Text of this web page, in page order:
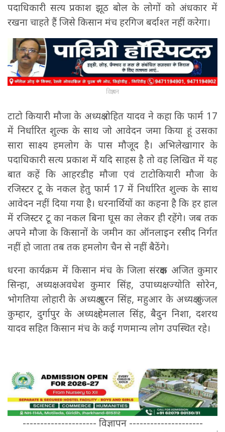
पदाधिकारी सत्य प्रकाश झूठ बोल के लोगों को अंधकार में
रखना चाहते हैं जिसे किसान मंच हरगिज बर्दाश्त नहीं करेगा।
विज्ञापन
टाटो कियारी मौजा के अध्यक्ष रोहित यादव ने कहा कि फार्म 17
में निर्धारित शुल्क के साथ जो आवेदन जमा किया हूं उसका
सारा साक्ष्य हमलोग के पास मौजूद है। अभिलेखागार के
पदाधिकारी सत्य प्रकाश में यदि साहस है तो वह लिखित में यह
बात कहें कि आहरडीह मौजा एवं टाटोकियारी मौजा के
रजिस्टर टू के नकल हेतु फार्म 17 में निर्धारित शुल्क के साथ
आवेदन नहीं दिया गया है। धरनार्थियों का कहना है कि हर हाल
में रजिस्टर टू का नकल बिना घूस का लेकर ही रहेंगे। जब तक
अपने मौजा के किसानों के जमीन का ऑनलाइन रसीद निर्गत
नहीं हो जाता तब तक हमलोग चैन से नहीं बैठेंगे।
धरना कार्यक्रम में किसान मंच के जिला संरक्षक अजित कुमार
सिन्हा, अध्यक्ष अवधेश कुमार सिंह, उपाध्यक्ष ज्योति सोरेन,
भोगतिया लोहारी के अध्यक्ष पुरन सिंह, महुआर के अध्यक्ष कुंजल
कुम्हार, दुर्गापुर के अध्यक्ष हेमलाल सिंह, बैदुन निशा, दशरथ
यादव सहित किसान मंच के कई गणमान्य लोग उपस्थित रहे।
--------------------- विज्ञापन ---------------------